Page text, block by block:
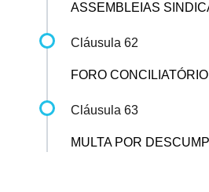
ASSEMBLEIAS
Cláusula 62
FORO
Cláusula 63
MULTA POR